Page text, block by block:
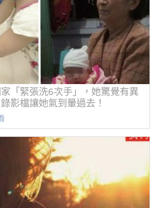
「緊張洗6次手」，她驚覺有異
影檔讓她氣到暈過去！